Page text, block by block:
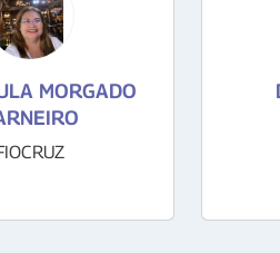
MORGADO